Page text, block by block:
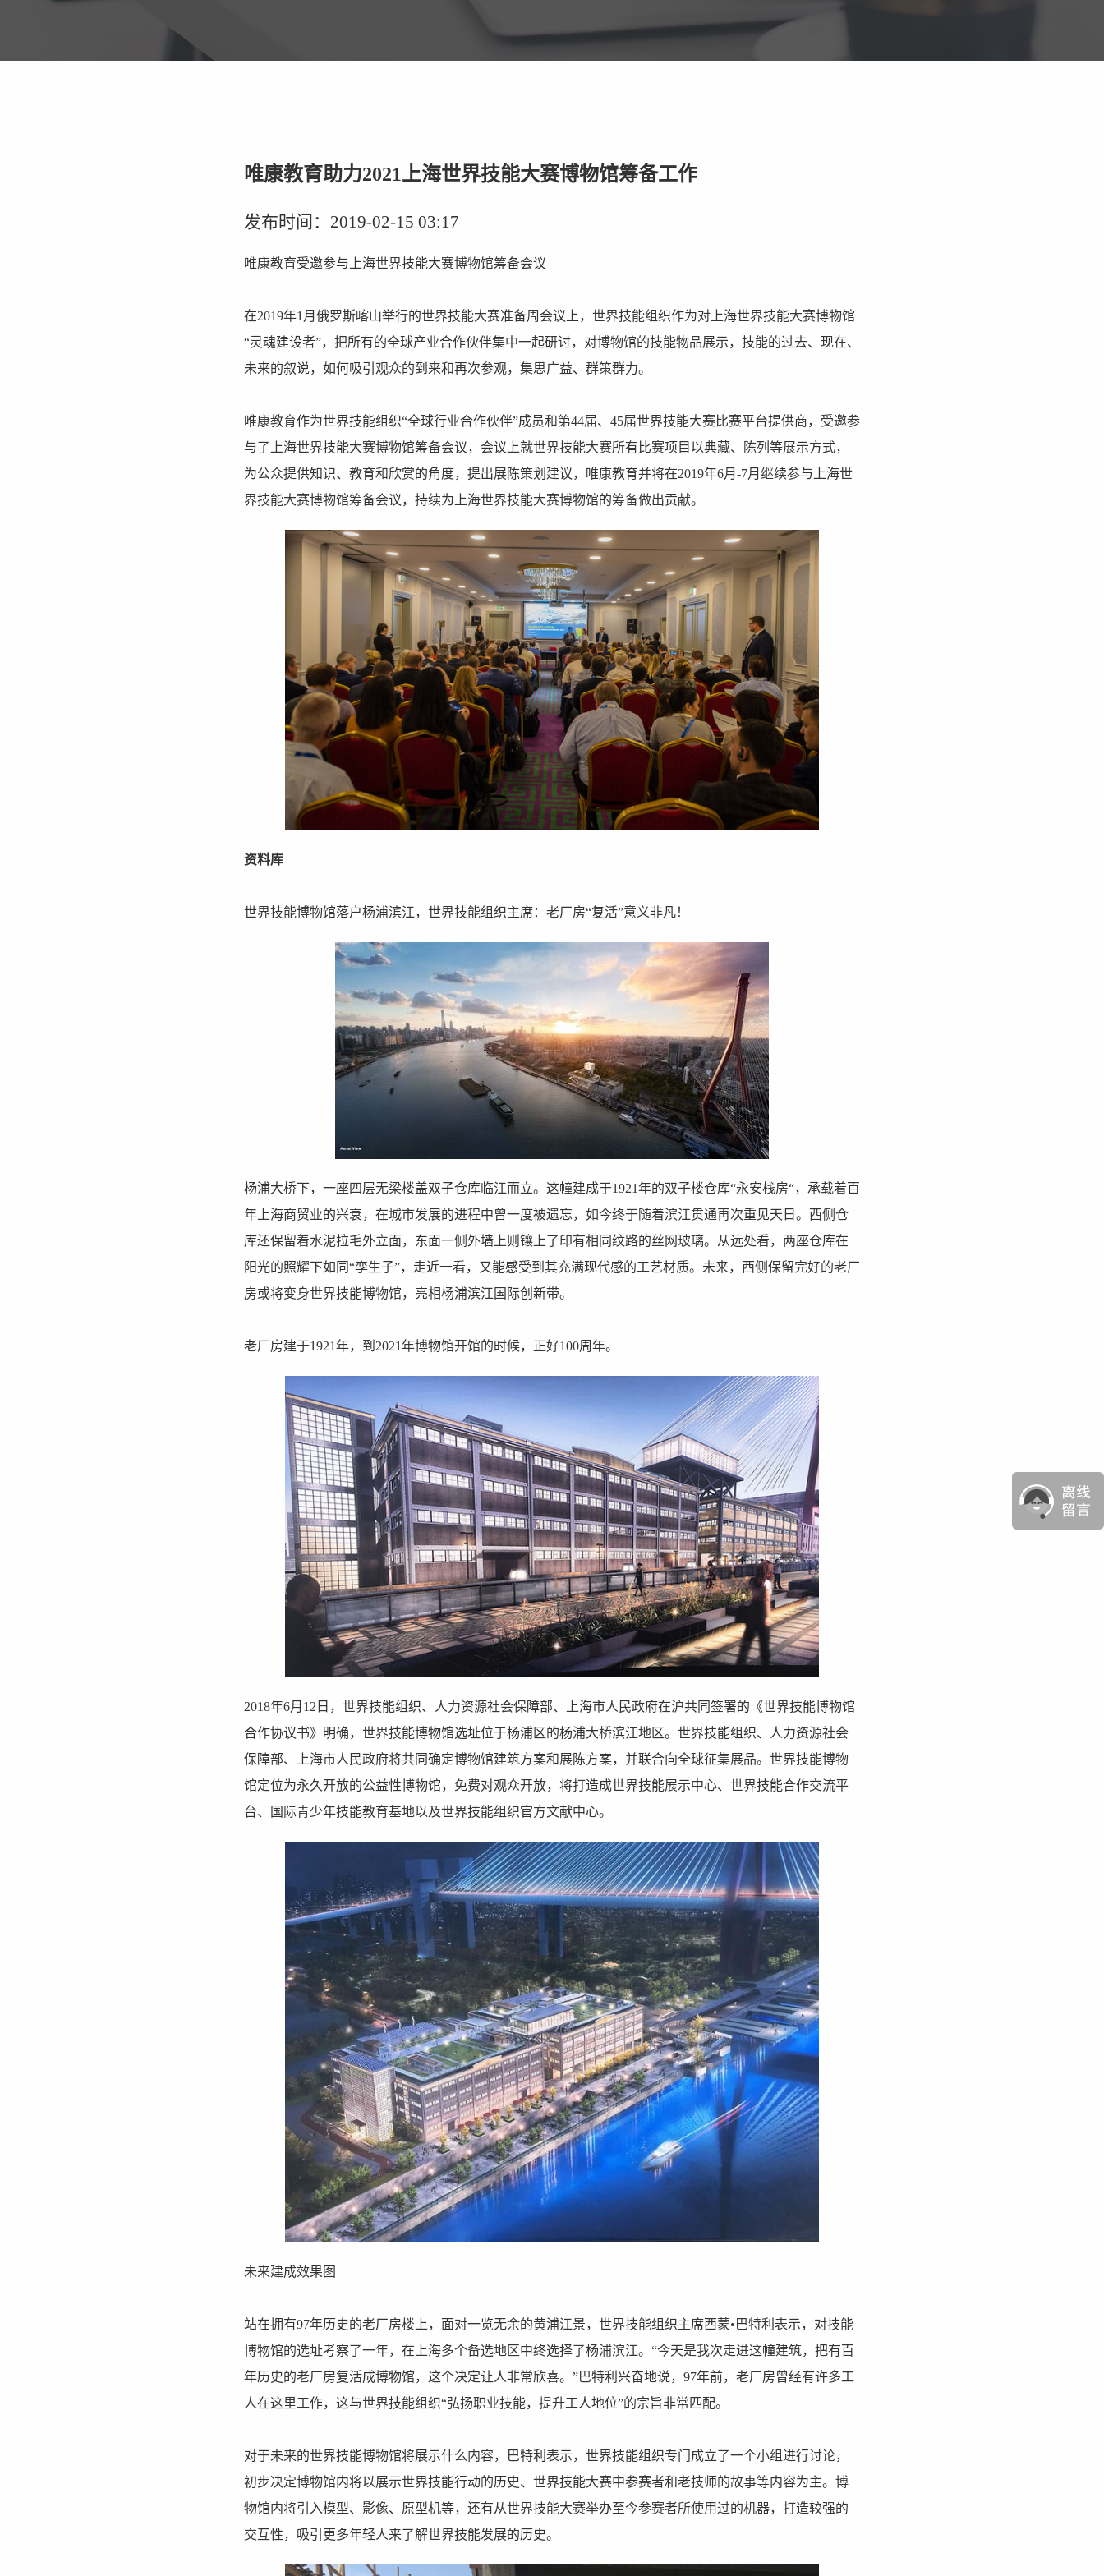
唯康教育助力2021上海世界技能大赛博物馆筹备工作
发布时间：2019-02-15 03:17
唯康教育受邀参与上海世界技能大赛博物馆筹备会议
在2019年1月俄罗斯喀山举行的世界技能大赛准备周会议上，世界技能组织作为对上海世界技能大赛博物馆
“灵魂建设者”，把所有的全球产业合作伙伴集中一起研讨，对博物馆的技能物品展示，技能的过去、现在、
未来的叙说，如何吸引观众的到来和再次参观，集思广益、群策群力。
唯康教育作为世界技能组织“全球行业合作伙伴”成员和第44届、45届世界技能大赛比赛平台提供商，受邀参
与了上海世界技能大赛博物馆筹备会议，会议上就世界技能大赛所有比赛项目以典藏、陈列等展示方式，
为公众提供知识、教育和欣赏的角度，提出展陈策划建议，唯康教育并将在2019年6月-7月继续参与上海世
界技能大赛博物馆筹备会议，持续为上海世界技能大赛博物馆的筹备做出贡献。
资料库
世界技能博物馆落户杨浦滨江，世界技能组织主席：老厂房“复活”意义非凡！
杨浦大桥下，一座四层无梁楼盖双子仓库临江而立。这幢建成于1921年的双子楼仓库“永安栈房“，承载着百
年上海商贸业的兴衰，在城市发展的进程中曾一度被遗忘，如今终于随着滨江贯通再次重见天日。西侧仓
库还保留着水泥拉毛外立面，东面一侧外墙上则镶上了印有相同纹路的丝网玻璃。从远处看，两座仓库在
阳光的照耀下如同“孪生子”，走近一看，又能感受到其充满现代感的工艺材质。未来，西侧保留完好的老厂
房或将变身世界技能博物馆，亮相杨浦滨江国际创新带。
老厂房建于1921年，到2021年博物馆开馆的时候，正好100周年。
2018年6月12日，世界技能组织、人力资源社会保障部、上海市人民政府在沪共同签署的《世界技能博物馆
合作协议书》明确，世界技能博物馆选址位于杨浦区的杨浦大桥滨江地区。世界技能组织、人力资源社会
保障部、上海市人民政府将共同确定博物馆建筑方案和展陈方案，并联合向全球征集展品。世界技能博物
馆定位为永久开放的公益性博物馆，免费对观众开放，将打造成世界技能展示中心、世界技能合作交流平
台、国际青少年技能教育基地以及世界技能组织官方文献中心。
未来建成效果图
站在拥有97年历史的老厂房楼上，面对一览无余的黄浦江景，世界技能组织主席西蒙•巴特利表示，对技能
博物馆的选址考察了一年，在上海多个备选地区中终选择了杨浦滨江。“今天是我次走进这幢建筑，把有百
年历史的老厂房复活成博物馆，这个决定让人非常欣喜。”巴特利兴奋地说，97年前，老厂房曾经有许多工
人在这里工作，这与世界技能组织“弘扬职业技能，提升工人地位”的宗旨非常匹配。
对于未来的世界技能博物馆将展示什么内容，巴特利表示，世界技能组织专门成立了一个小组进行讨论，
初步决定博物馆内将以展示世界技能行动的历史、世界技能大赛中参赛者和老技师的故事等内容为主。博
物馆内将引入模型、影像、原型机等，还有从世界技能大赛举办至今参赛者所使用过的机器，打造较强的
交互性，吸引更多年轻人来了解世界技能发展的历史。